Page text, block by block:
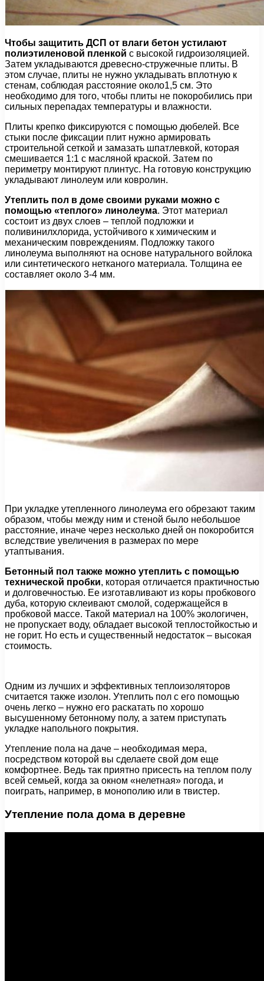
Чтобы защитить ДСП от влаги бетон устилают
полиэтиленовой пленкой с высокой гидроизоляцией.
Затем укладываются древесно-стружечные плиты. В
этом случае, плиты не нужно укладывать вплотную к
стенам, соблюдая расстояние около1,5 см. Это
необходимо для того, чтобы плиты не покоробились при
сильных перепадах температуры и влажности.
Плиты крепко фиксируются с помощью дюбелей. Все
стыки после фиксации плит нужно армировать
строительной сеткой и замазать шпатлевкой, которая
смешивается 1:1 с масляной краской. Затем по
периметру монтируют плинтус. На готовую конструкцию
укладывают линолеум или ковролин.
Утеплить пол в доме своими руками можно с
помощью «теплого» линолеума. Этот материал
состоит из двух слоев – теплой подложки и
поливинилхлорида, устойчивого к химическим и
механическим повреждениям. Подложку такого
линолеума выполняют на основе натурального войлока
или синтетического нетканого материала. Толщина ее
составляет около 3-4 мм.
При укладке утепленного линолеума его обрезают таким
образом, чтобы между ним и стеной было небольшое
расстояние, иначе через несколько дней он покоробится
вследствие увеличения в размерах по мере
утаптывания.
Бетонный пол также можно утеплить с помощью
технической пробки, которая отличается практичностью
и долговечностью. Ее изготавливают из коры пробкового
дуба, которую склеивают смолой, содержащейся в
пробковой массе. Такой материал на 100% экологичен,
не пропускает воду, обладает высокой теплостойкостью и
не горит. Но есть и существенный недостаток – высокая
стоимость.
Одним из лучших и эффективных теплоизоляторов
считается также изолон. Утеплить пол с его помощью
очень легко – нужно его раскатать по хорошо
высушенному бетонному полу, а затем приступать
укладке напольного покрытия.
Утепление пола на даче – необходимая мера,
посредством которой вы сделаете свой дом еще
комфортнее. Ведь так приятно присесть на теплом полу
всей семьей, когда за окном «нелетная» погода, и
поиграть, например, в монополию или в твистер.
Утепление пола дома в деревне